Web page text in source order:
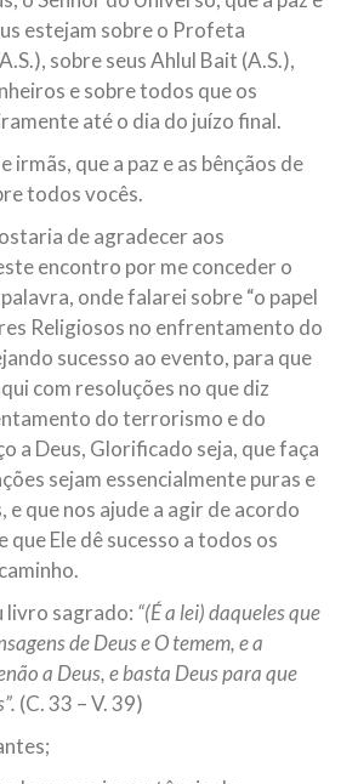
da República Islâmica do Irã, Sr. Kamal
se visitando
estejam sobre o Profeta
sobre seus Ahlul Bait (A.S.),
e sobre todos que os
até o dia do juízo final.
irmãs, que a paz e as bênçãos de
todos vocês.
de agradecer aos
encontro por me conceder o
onde falarei sobre “o papel
Religiosos no enfrentamento do
sucesso ao evento, para que
com resoluções no que diz
do terrorismo e do
a Deus, Glorificado seja, que faça
sejam essencialmente puras e
e que nos ajude a agir de acordo
que Ele dê sucesso a todos os
livro sagrado: “(É a lei) daqueles que
de Deus e O temem, e a
a Deus, e basta Deus para que
(C. 33 – V. 39)